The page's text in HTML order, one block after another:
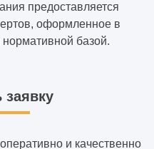
предоставляется
оформленное в
базой.
заявку
и качественно